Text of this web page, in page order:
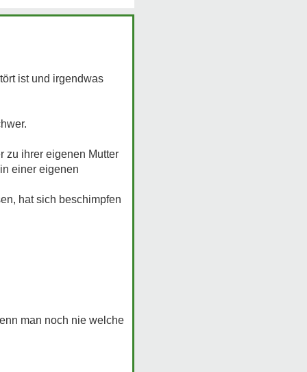
ist und irgendwas
zu ihrer eigenen Mutter
einer eigenen
hat sich beschimpfen
man noch nie welche